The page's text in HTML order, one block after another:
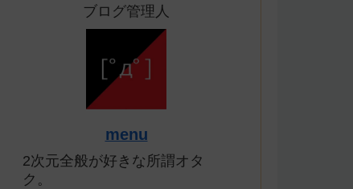
ブログ管理人
menu
2次元全般が好きな所謂オタ
ク。